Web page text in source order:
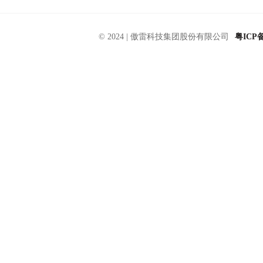
© 2024 | 傲雷科技集团股份有限公司 粤ICP